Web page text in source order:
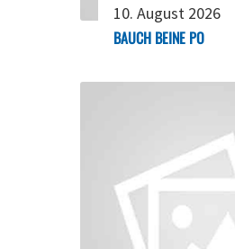
10. August 2026
BAUCH BEINE PO